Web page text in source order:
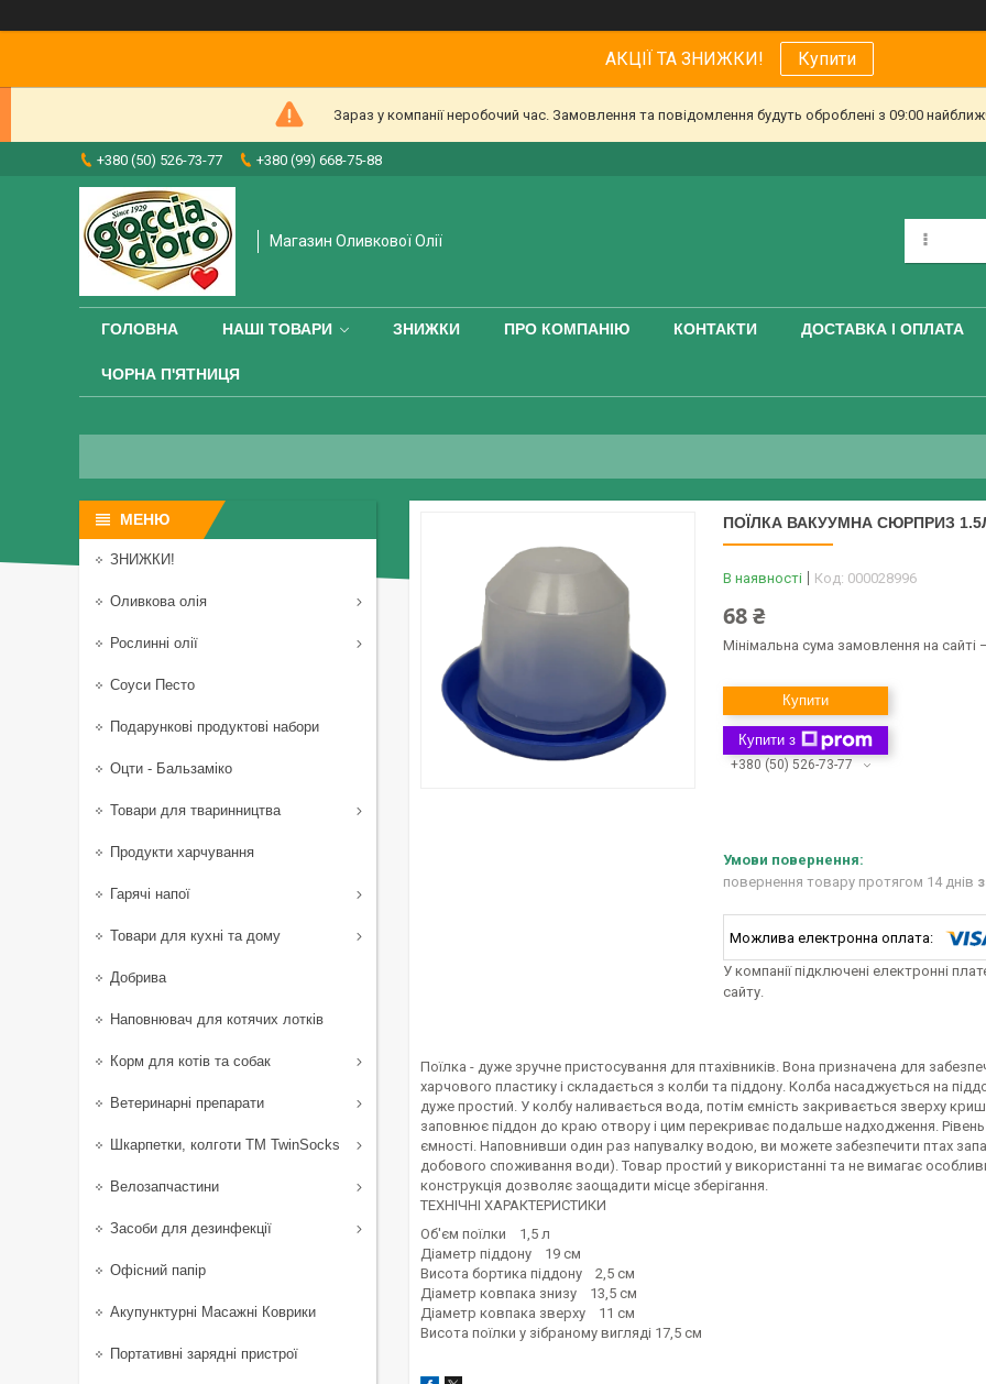
АКЦІЇ ТА ЗНИЖКИ! Купити
Зараз у компанії неробочий час. Замовлення та повідомлення будуть оброблені з 09:00
+380 (50) 526-73-77 +380 (99) 668-75-88
Магазин Оливкової Олії
ГОЛОВНА НАШІ ТОВАРИ ЗНИЖКИ ПРО КОМПАНІЮ КОНТАКТИ ДОСТАВКА І ОПЛАТА
ЧОРНА П'ЯТНИЦЯ
ПОЇЛКА ВАКУУМНА СЮРПРИЗ
В наявності Код: 000028996
68 ₴
Мінімальна сума замовлення на сайті
Купити
Купити з
+380 (50) 526-73-77
повернення товару протягом 14 днів
У компанії підключені електронні
сайту.
Поїлка - дуже зручне пристосування для птахівників. Вона призначена для
харчового пластику і складається з колби та піддону. Колба насаджується на
дуже простий. У колбу наливається вода, потім ємність закривається зверху
заповнює піддон до краю отвору і цим перекриває подальше надходження.
ємності. Наповнивши один раз напувалку водою, ви можете забезпечити птах
добового споживання води). Товар простий у використанні та не вимагає
конструкція дозволяє заощадити місце зберігання.
ТЕХНІЧНІ ХАРАКТЕРИСТИКИ
Об'єм поїлки 1,5 л
Діаметр піддону 19 см
Висота бортика піддону 2,5 см
Діаметр ковпака знизу 13,5 см
Діаметр ковпака зверху 11 см
Висота поїлки у зібраному вигляді 17,5 см
ЗНИЖКИ!
Оливкова олія
Рослинні олії
Соуси Песто
Подарункові продуктові набори
Оцти - Бальзаміко
Товари для тваринництва
Продукти харчування
Гарячі напої
Товари для кухні та дому
Добрива
Наповнювач для котячих лотків
Корм для котів та собак
Ветеринарні препарати
Шкарпетки, колготи ТМ TwinSocks
Велозапчастини
Засоби для дезинфекції
Офісний папір
Акупунктурні Масажні Коврики
Портативні зарядні пристрої